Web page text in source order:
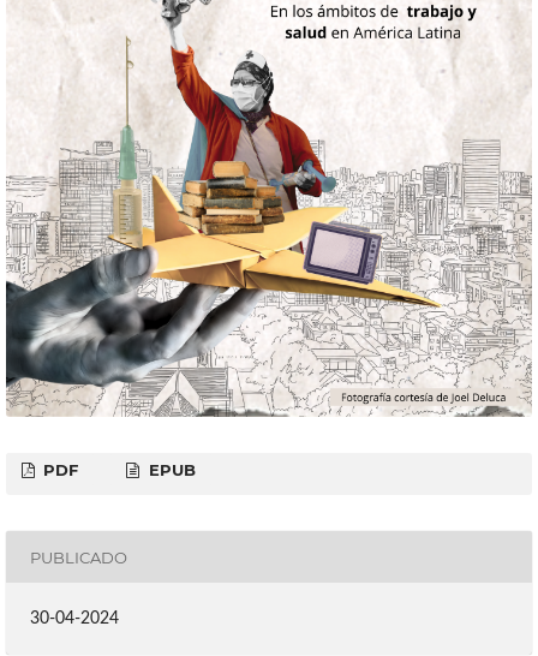
PDF EPUB
PUBLICADO
30-04-2024